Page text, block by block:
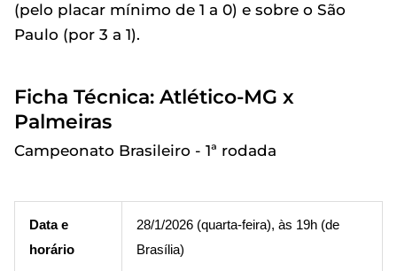
(pelo placar mínimo de 1 a 0) e sobre o São
Paulo (por 3 a 1).
Ficha Técnica: Atlético-MG x
Palmeiras
Campeonato Brasileiro - 1ª rodada
Data e
horário
28/1/2026 (quarta-feira), às 19h (de
Brasília)